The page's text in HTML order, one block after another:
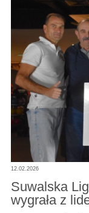
12.02.2026
Suwalska
wygrała z